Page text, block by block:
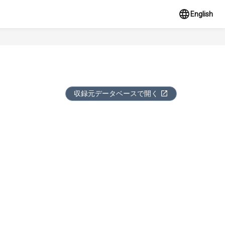
English
収録元データベースで開く